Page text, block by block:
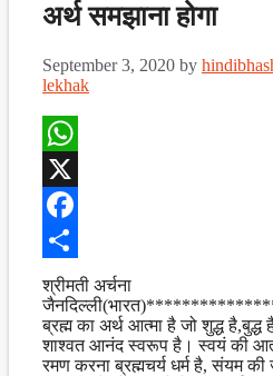
अर्थ समझाना होगा
September 3, 2020 by
lekhak
WhatsApp
X
Facebook
Share
श्रीमती अर्चना
ब्रह्म का अर्थ आत्मा है जो शुद्ध है,बुद्ध
शाश्वत आनंद स्वरूप है। स्वयं की
रमण करना ब्रह्मचर्य धर्म है, संयम